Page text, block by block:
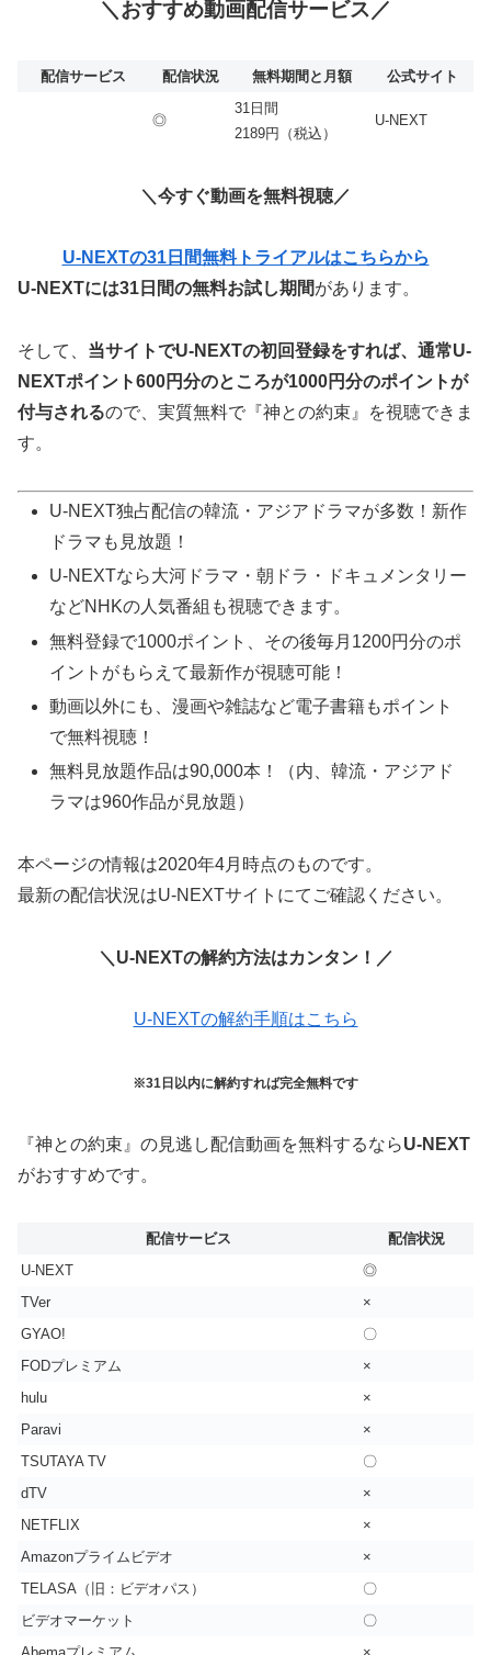
＼おすすめ動画配信サービス／
配信サービス 配信状況 無料期間と月額 公式サイト
◎
31日間
2189円（税込）
U-NEXT
＼今すぐ動画を無料視聴／
U-NEXTの31日間無料トライアルはこちらから
U-NEXTには31日間の無料お試し期間があります。
そして、 当サイトでU-NEXTの初回登録をすれば、通常U-
NEXTポイント600円分のところが1000円分のポイントが
付与されるので、実質無料で『神との約束』を視聴できま
す。
U-NEXT独占配信の韓流・アジアドラマが多数！新作
ドラマも見放題！
U-NEXTなら大河ドラマ・朝ドラ・ドキュメンタリー
などNHKの人気番組も視聴できます。
無料登録で1000ポイント、その後毎月1200円分のポ
イントがもらえて最新作が視聴可能！
動画以外にも、漫画や雑誌など電子書籍もポイント
で無料視聴！
無料見放題作品は90,000本！（内、韓流・アジアド
ラマは960作品が見放題）
本ページの情報は2020年4月時点のものです。
最新の配信状況はU-NEXTサイトにてご確認ください。
＼U-NEXTの解約方法はカンタン！／
U-NEXTの解約手順はこちら
※31日以内に解約すれば完全無料です
『神との約束』の見逃し配信動画を無料するならU-NEXT
がおすすめです。
配信サービス
配信状況
U-NEXT
◎
TVer
×
GYAO!
〇
FODプレミアム
×
hulu
×
Paravi
×
TSUTAYA TV
〇
dTV
×
NETFLIX
×
Amazonプライムビデオ
×
TELASA（旧：ビデオパス）
〇
ビデオマーケット
〇